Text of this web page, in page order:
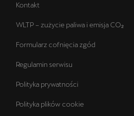
Kontakt
WLTP – zużycie paliwa i emisja CO₂
Formularz cofnięcia zgód
Regulamin serwisu
Polityka prywatności
Polityka plików cookie